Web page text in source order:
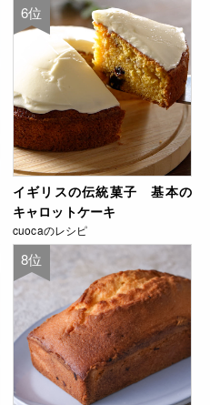
6位
イギリスの伝統菓子 基本の
キャロットケーキ
cuocaのレシピ
8位